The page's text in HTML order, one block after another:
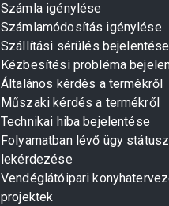
Számla igénylése
Számlamódosítás igénylése
Szállítási sérülés bejelentése
Kézbesítési probléma
Általános kérdés a termékről
Műszaki kérdés a termékről
Technikai hiba bejelentése
Folyamatban lévő ügy
lekérdezése
Vendéglátóipari
projektek